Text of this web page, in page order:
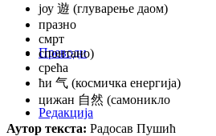
Преводи
Редакција
јоу 遊 (глуварење даом)
празно
смрт
спонтано)
срећа
ћи 气 (космичка енергија)
цижан 自然 (самоникло
Аутор текста: Радосав Пушић